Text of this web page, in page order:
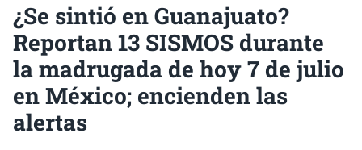
¿Se sintió en Guanajuato?
Reportan 13 SISMOS durante
la madrugada de hoy 7 de julio
en México; encienden las
alertas